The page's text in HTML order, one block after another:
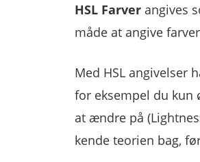
HSL Farverangives
måde at angive
Med HSL angivelser
for eksempel du kun
at ændre på
kende teorien bag,